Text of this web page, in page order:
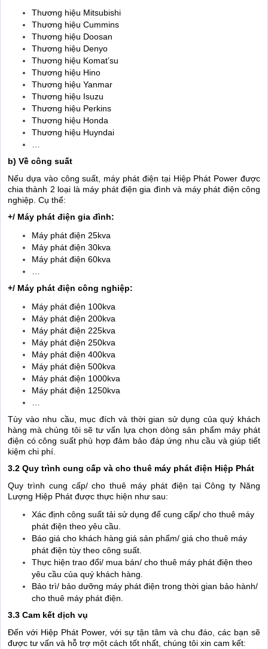
Thương hiệu Mitsubishi
Thương hiệu Cummins
Thương hiệu Doosan
Thương hiệu Denyo
Thương hiệu Komat’su
Thương hiệu Hino
Thương hiệu Yanmar
Thương hiệu Isuzu
Thương hiệu Perkins
Thương hiệu Honda
Thương hiệu Huyndai
b) Về công suất
Nếu dựa vào công suất, máy phát điện tại Hiệp Phát Power được
chia thành 2 loại là máy phát điện gia đình và máy phát điện công
nghiệp. Cụ thể:
+/ Máy phát điện gia đình:
Máy phát điện 25kva
Máy phát điện 30kva
Máy phát điện 60kva
+/ Máy phát điện công nghiệp:
Máy phát điện 100kva
Máy phát điện 200kva
Máy phát điện 225kva
Máy phát điện 250kva
Máy phát điện 400kva
Máy phát điện 500kva
Máy phát điện 1000kva
Máy phát điện 1250kva
Tùy vào nhu cầu, mục đích và thời gian sử dụng của quý khách
hàng mà chúng tôi sẽ tư vấn lựa chọn dòng sản phẩm máy phát
điện có công suất phù hợp đảm bảo đáp ứng nhu cầu và giúp tiết
kiệm chi phí.
3.2 Quy trình cung cấp và cho thuê máy phát điện Hiệp Phát
Quy trình cung cấp/ cho thuê máy phát điện tại Công ty Năng
Lượng Hiệp Phát được thực hiện như sau:
Xác định công suất tải sử dụng để cung cấp/ cho thuê máy
phát điện theo yêu cầu.
Báo giá cho khách hàng giá sản phẩm/ giá cho thuê máy
phát điện tùy theo công suất.
Thực hiện trao đổi/ mua bán/ cho thuê máy phát điện theo
yêu cầu của quý khách hàng.
Bảo trì/ bảo dưỡng máy phát điện trong thời gian bảo hành/
cho thuê máy phát điện.
3.3 Cam kết dịch vụ
Đến với Hiệp Phát Power, với sự tận tâm và chu đáo, các bạn sẽ
được tư vấn và hỗ trợ một cách tốt nhất, chúng tôi xin cam kết: